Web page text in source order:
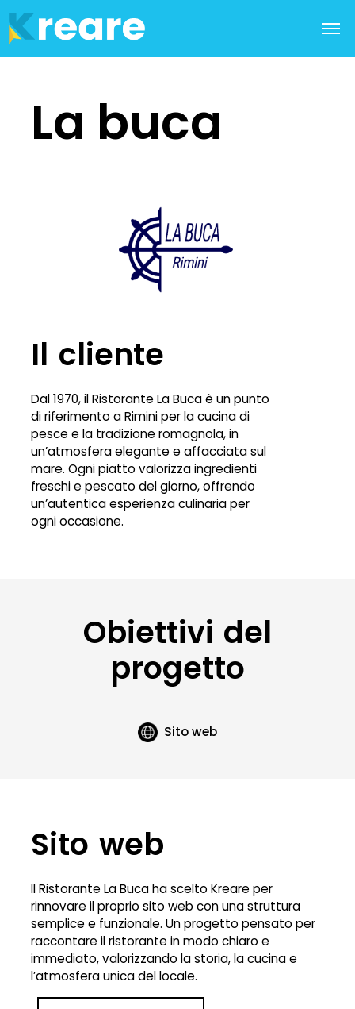
La buca
Il cliente
Dal 1970, il Ristorante La Buca è un punto
di riferimento a Rimini per la cucina di
pesce e la tradizione romagnola, in
un’atmosfera elegante e affacciata sul
mare. Ogni piatto valorizza ingredienti
freschi e pescato del giorno, offrendo
un’autentica esperienza culinaria per
ogni occasione.
Obiettivi del
progetto
Sito web
Sito web
Il Ristorante La Buca ha scelto Kreare per
rinnovare il proprio sito web con una struttura
semplice e funzionale. Un progetto pensato per
raccontare il ristorante in modo chiaro e
immediato, valorizzando la storia, la cucina e
l’atmosfera unica del locale.